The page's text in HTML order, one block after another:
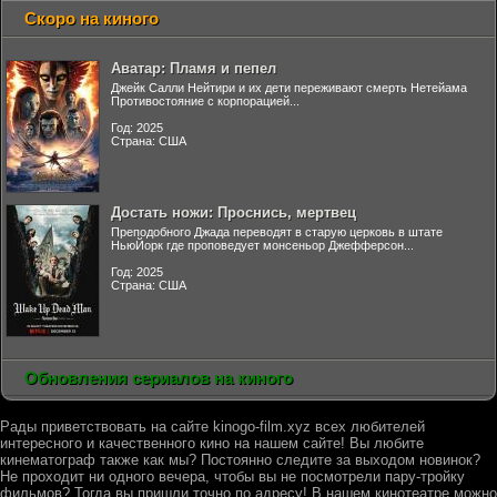
Скоро на киного
Аватар: Пламя и пепел
Джейк Салли Нейтири и их дети переживают смерть Нетейама
Противостояние с корпорацией...
Год: 2025
Страна: США
Достать ножи: Проснись, мертвец
Преподобного Джада переводят в старую церковь в штате
НьюЙорк где проповедует монсеньор Джефферсон...
Год: 2025
Страна: США
Обновления сериалов на киного
Рады приветствовать на сайте kinogo-film.xyz всех любителей
интересного и качественного кино на нашем сайте! Вы любите
кинематограф также как мы? Постоянно следите за выходом новинок?
Не проходит ни одного вечера, чтобы вы не посмотрели пару-тройку
фильмов? Тогда вы пришли точно по адресу! В нашем кинотеатре можно